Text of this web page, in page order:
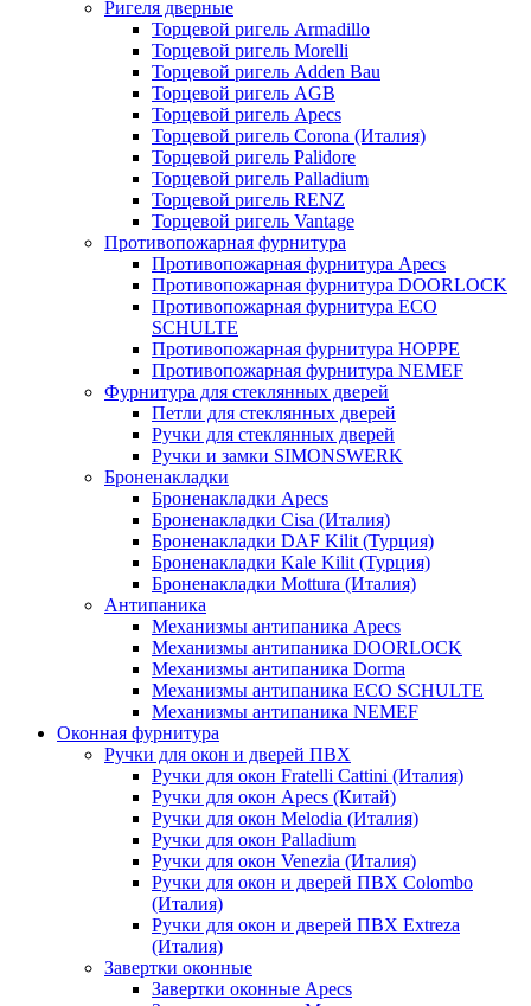
Ригеля дверные
Торцевой ригель Armadillo
Торцевой ригель Morelli
Торцевой ригель Adden Bau
Торцевой ригель AGB
Торцевой ригель Apecs
Торцевой ригель Corona (Италия)
Торцевой ригель Palidore
Торцевой ригель Palladium
Торцевой ригель RENZ
Торцевой ригель Vantage
Противопожарная фурнитура
Противопожарная фурнитура Apecs
Противопожарная фурнитура DOORLOCK
Противопожарная фурнитура ECO
SCHULTE
Противопожарная фурнитура HOPPE
Противопожарная фурнитура NEMEF
Фурнитура для стеклянных дверей
Петли для стеклянных дверей
Ручки для стеклянных дверей
Ручки и замки SIMONSWERK
Броненакладки
Броненакладки Apecs
Броненакладки Cisa (Италия)
Броненакладки DAF Kilit (Турция)
Броненакладки Kale Kilit (Турция)
Броненакладки Mottura (Италия)
Антипаника
Механизмы антипаника Apecs
Механизмы антипаника DOORLOCK
Механизмы антипаника Dorma
Механизмы антипаника ECO SCHULTE
Механизмы антипаника NEMEF
Оконная фурнитура
Ручки для окон и дверей ПВХ
Ручки для окон Fratelli Cattini (Италия)
Ручки для окон Apecs (Китай)
Ручки для окон Melodia (Италия)
Ручки для окон Palladium
Ручки для окон Venezia (Италия)
Ручки для окон и дверей ПВХ Colombo
(Италия)
Ручки для окон и дверей ПВХ Extreza
(Италия)
Завертки оконные
Завертки оконные Apecs